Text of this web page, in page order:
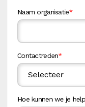
Naam organisatie*
Contactreden*
Hoe kunnen we je